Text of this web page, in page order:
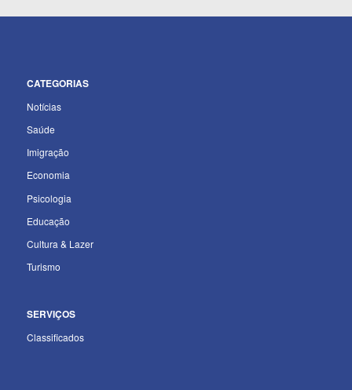
CATEGORIAS
Notícias
Saúde
Imigração
Economia
Psicologia
Educação
Cultura & Lazer
Turismo
SERVIÇOS
Classificados